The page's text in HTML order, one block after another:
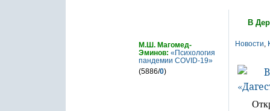
В
Новости,
М.Ш. Магомед-
Эминов: «Психология
пандемии COVID-19»
(5886/0)